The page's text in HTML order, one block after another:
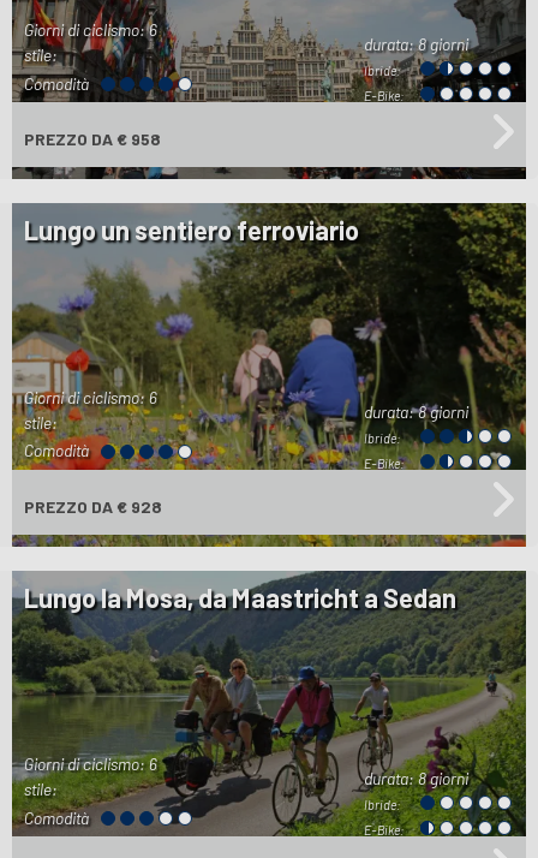
durata:8 giorni
Ibride:
E-Bike:
Giorni di ciclismo: 6
stile:
Comodità
PREZZO DA € 958
Lungo un sentiero ferroviario
durata:8 giorni
Ibride:
E-Bike:
Giorni di ciclismo: 6
stile:
Comodità
PREZZO DA € 928
Lungo la Mosa, da Maastricht a Sedan
durata:8 giorni
Ibride:
E-Bike:
Giorni di ciclismo: 6
stile:
Comodità